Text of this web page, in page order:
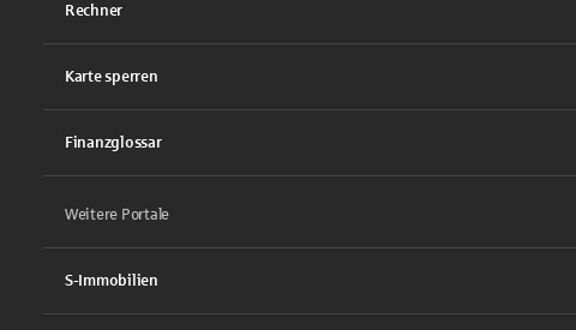
Rechner
Karte sperren
Finanzglossar
Weitere Portale
S-Immobilien